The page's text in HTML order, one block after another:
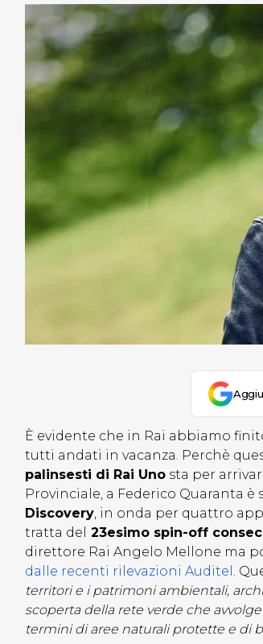
È evidente che in Rai abbiamo
tutti andati in vacanza. Perchè
palinsesti di Rai Uno sta per
Provinciale, a Federico Quaranta
Discovery, in onda per quattro
tratta del 23esimo spin-off
direttore Rai Angelo Mellone ma
dalle recenti rilevazioni Auditel .
territori e i patrimoni ambientali,
scoperta della rete verde che
termini di aree naturali protette e di